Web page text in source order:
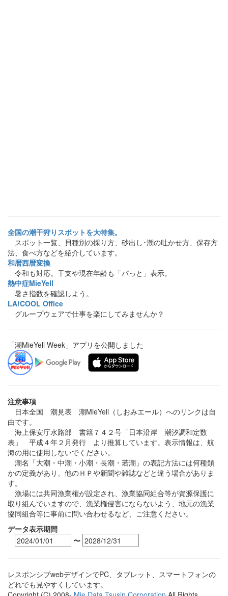
全国の潮干狩りスポットを大特集。
スポット一覧、貝種別の採り方、砂出し･潮の吐かせ方、保存方
法、食べ方などを紹介しています。
和暦西暦変換
令和も対応。干支や現在年齢も「パっと」表示。
熱中症MieYell
暑さ指数を確認しよう。
LA!COOL Office
グループウェアで仕事を楽にしてみませんか？
「潮MieYell Week」アプリを公開しました
注意事項
日本全国 潮見表 潮MieYell（しおみエール）へのリンクは自
由です。
海上保安庁水路部 書籍７４２号「日本沿岸 潮汐調和定数
表」 平成４年２月発行 より推算しています。表示情報は、航
海の用に使用しないでください。
潮名「大潮・中潮・小潮・長潮・若潮」の表記方法には何種類
かの定義があり、他のＨＰや新聞や雑誌などと違う場合がありま
す。
漁場には共同漁業権が設定され、漁業協同組合等が資源保護に
取り組んでいますので、漁業権侵害にならないよう、地元の漁業
協同組合等に事前に問い合わせるなど、ご注意ください。
データ表示期間
〜
レスポンシブwebデザインでPC、タブレット、スマートフォンの
どれでも見やすくしています。